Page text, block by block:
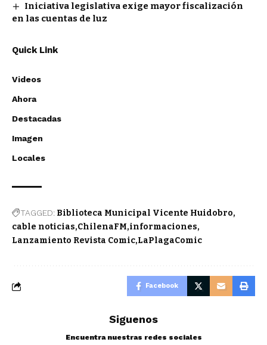
Iniciativa legislativa exige mayor fiscalización
en las cuentas de luz
Quick Link
Videos
Ahora
Destacadas
Imagen
Locales
TAGGED: Biblioteca Municipal Vicente Huidobro
cable noticias ChilenaFM informaciones
Lanzamiento Revista Comic LaPlagaComic
Facebook
Siguenos
Encuentra nuestras redes sociales